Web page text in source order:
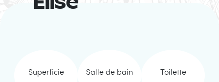
Elise
Superficie Salle de bain Toilette